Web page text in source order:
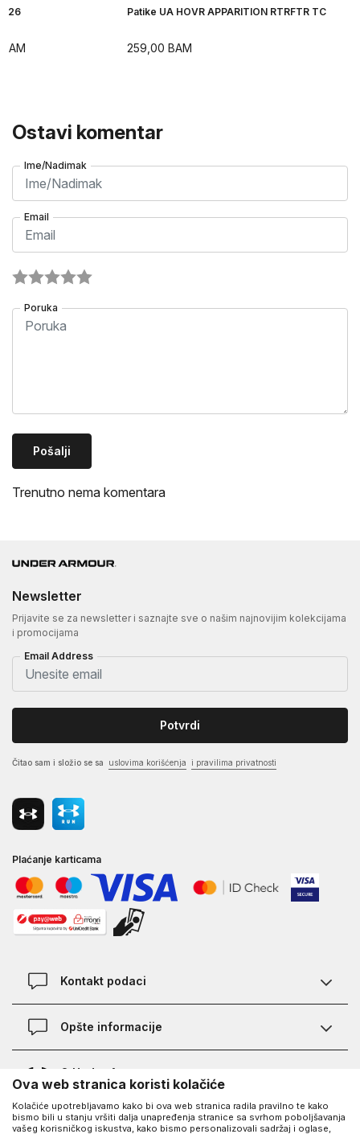
26
BAM
Patike UA HOVR APPARITION RTRFTR TC
259,00 BAM
Ostavi komentar
Ime/Nadimak
Email
Poruka
Pošalji
Trenutno nema komentara
Newsletter
Prijavite se za newsletter i saznajte sve o našim najnovijim kolekcijama
i promocijama
Email Address
Potvrdi
Čitao sam i složio se sa uslovima korišćenja i pravilima privatnosti
Plaćanje karticama
Kontakt podaci
Kontakt
Opšte informacije
Provjera statusa porudžbine
Najčešća pitanja
O Under Armour-u
O nama - priča o UA
UA Social
Ova web stranica koristi kolačiće
Kolačiće upotrebljavamo kako bi ova web stranica radila pravilno te kako
bismo bili u stanju vršiti dalja unapređenja stranice sa svrhom poboljšavanja
vašeg korisničkog iskustva, kako bismo personalizovali sadržaj i oglase,